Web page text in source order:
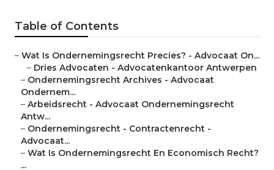
Table of Contents
– Wat Is Ondernemingsrecht Precies? - Advocaat On...
– Dries Advocaten - Advocatenkantoor Antwerpen
– Ondernemingsrecht Archives - Advocaat
Ondernem...
– Arbeidsrecht - Advocaat Ondernemingsrecht
Antw...
– Ondernemingsrecht - Contractenrecht -
Advocaat...
– Wat Is Ondernemingsrecht En Economisch Recht?
...